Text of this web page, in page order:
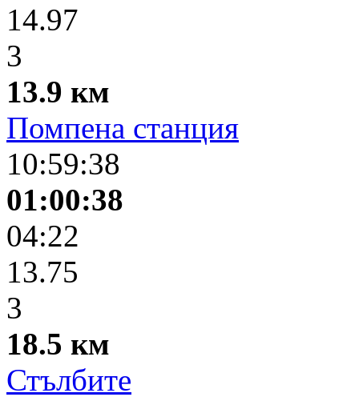
14.97
3
13.9 км
Помпена станция
10:59:38
01:00:38
04:22
13.75
3
18.5 км
Стълбите